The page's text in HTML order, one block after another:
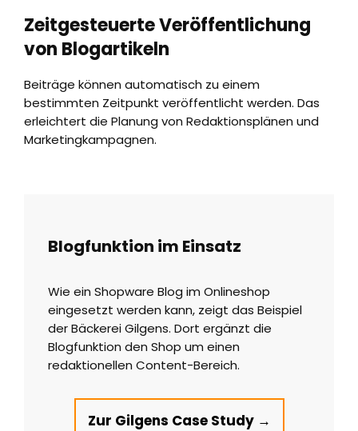
Zeitgesteuerte Veröffentlichung
von Blogartikeln
Beiträge können automatisch zu einem
bestimmten Zeitpunkt veröffentlicht werden. Das
erleichtert die Planung von Redaktionsplänen und
Marketingkampagnen.
Blogfunktion im Einsatz
Wie ein Shopware Blog im Onlineshop
eingesetzt werden kann, zeigt das Beispiel
der Bäckerei Gilgens. Dort ergänzt die
Blogfunktion den Shop um einen
redaktionellen Content-Bereich.
Zur Gilgens Case Study →